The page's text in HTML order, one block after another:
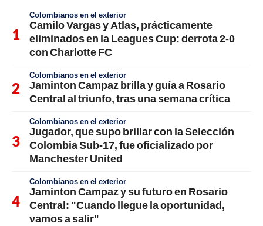
Colombianos en el exterior
Camilo Vargas y Atlas, prácticamente
eliminados en la Leagues Cup: derrota 2-0
con Charlotte FC
Colombianos en el exterior
Jaminton Campaz brilla y guía a Rosario
Central al triunfo, tras una semana crítica
Colombianos en el exterior
Jugador, que supo brillar con la Selección
Colombia Sub-17, fue oficializado por
Manchester United
Colombianos en el exterior
Jaminton Campaz y su futuro en Rosario
Central: "Cuando llegue la oportunidad,
vamos a salir"